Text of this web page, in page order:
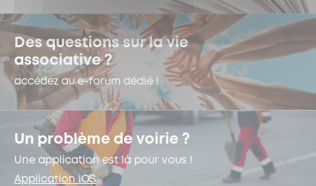
Des questions sur la vie
associative ?
accédez au e-forum dédié !
Un problème de voirie ?
Une application est là pour vous !
Application iOS